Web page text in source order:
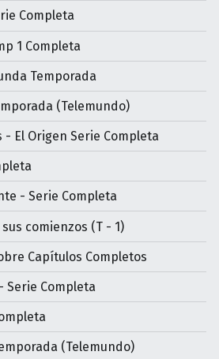
Completa
1 Completa
Temporada
(Telemundo)
- El Origen Serie Completa
- Serie Completa
comienzos (T - 1)
Capítulos Completos
Serie Completa
(Telemundo)